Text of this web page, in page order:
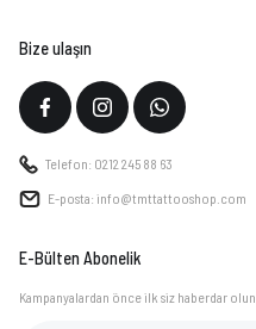
Bize ulaşın
Telefon: 0212 245 88 63
E-posta: info@tmttattooshop.com
E-Bülten Abonelik
Kampanyalardan önce ilk siz haberdar olun.